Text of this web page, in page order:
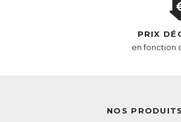
PRIX
en fonction
NOS PRODUITS